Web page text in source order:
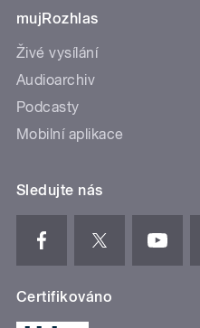
mujRozhlas
Živé vysílání
Audioarchiv
Podcasty
Mobilní aplikace
Sledujte nás
Certifikováno